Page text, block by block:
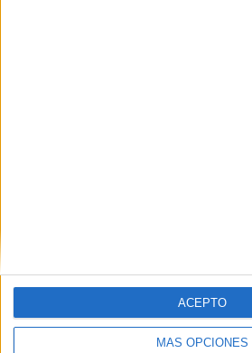
MÁS OPCIONES
ACEPTO